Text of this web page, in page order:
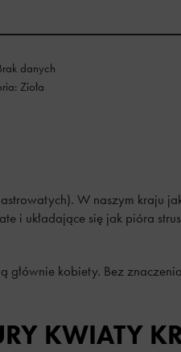
danych
Zioła
W naszym kraju
i układające się jak pióra
kobiety. Bez
KWIATY